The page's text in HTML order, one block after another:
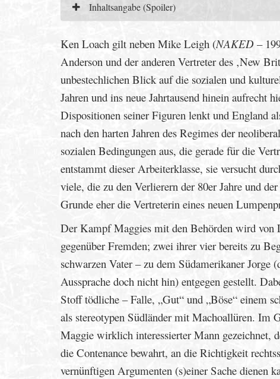
Inhaltsangabe (Spoiler)
Ken Loach gilt neben Mike Leigh (NAKED –
Anderson und der anderen Vertreter des ‚New
unbestechlichen Blick auf die sozialen und
Jahren und ins neue Jahrtausend hinein
Dispositionen seiner Figuren lenkt und England
nach den harten Jahren des Regimes der
sozialen Bedingungen aus, die gerade für die
entstammt dieser Arbeiterklasse, sie versucht
viele, die zu den Verlierern der 80er Jahre und
Grunde eher die Vertreterin eines neuen
Der Kampf Maggies mit den Behörden wird von
gegenüber Fremden; zwei ihrer vier bereits zu
schwarzen Vater – zu dem Südamerikaner Jorge
Aussprache doch nicht hin) entgegen gestellt.
Stoff tödliche – Falle, „Gut“ und „Böse“ einem
als stereotypen Südländer mit Machoallüren. Im
Maggie wirklich interessierter Mann gezeichnet,
die Contenance bewahrt, an die Richtigkeit
vernünftigen Argumenten (s)einer Sache dienen